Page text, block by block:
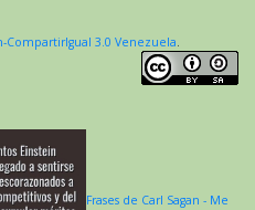
3.0 Venezuela
Frases de Carl Sagan - Me